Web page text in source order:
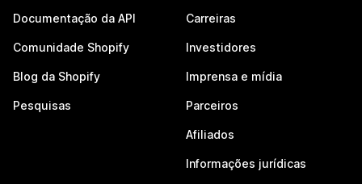
Documentação da API
Comunidade Shopify
Blog da Shopify
Pesquisas
Carreiras
Investidores
Imprensa e mídia
Parceiros
Afiliados
Informações jurídicas